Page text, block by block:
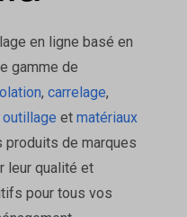
en ligne basé en
gamme de
, carrelage,
outillage et matériaux
produits de marques
leur qualité et
pour tous vos